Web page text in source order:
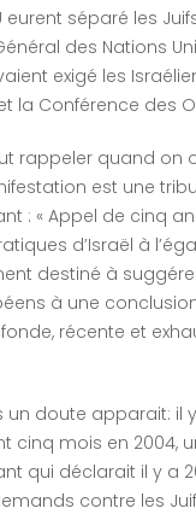
eurent séparé les
des Nations
exigé les
la Conférence des
rappeler quand
est une
: « Appel de cinq
d’Israël à
destiné à
à une
récente et
doute apparait: il
cinq mois en 2004,
qui déclarait il y a
contre les